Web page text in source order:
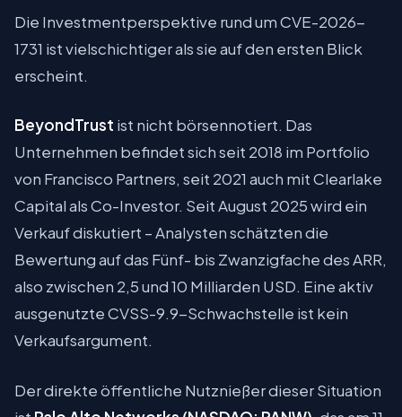
Die Investmentperspektive rund um CVE-2026-
1731 ist vielschichtiger als sie auf den ersten Blick
erscheint.
BeyondTrust ist nicht börsennotiert. Das
Unternehmen befindet sich seit 2018 im Portfolio
von Francisco Partners, seit 2021 auch mit Clearlake
Capital als Co-Investor. Seit August 2025 wird ein
Verkauf diskutiert – Analysten schätzten die
Bewertung auf das Fünf- bis Zwanzigfache des ARR,
also zwischen 2,5 und 10 Milliarden USD. Eine aktiv
ausgenutzte CVSS-9.9-Schwachstelle ist kein
Verkaufsargument.
Der direkte öffentliche Nutznießer dieser Situation